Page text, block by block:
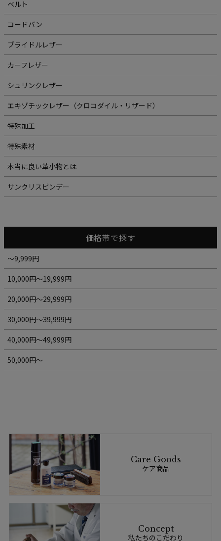
ベルト
コードバン
ブライドルレザー
カーフレザー
シュリンクレザー
エキゾチックレザー（クロコダイル・リザード）
特殊加工
特殊素材
本当に良い革小物とは
サンクリスピンデー
価格帯で探す
～9,999円
10,000円～19,999円
20,000円～29,999円
30,000円～39,999円
40,000円～49,999円
50,000円～
Care Goods
ケア商品
Concept
私たちのこだわり